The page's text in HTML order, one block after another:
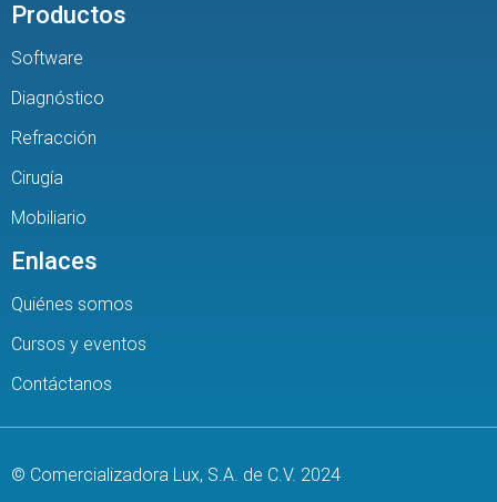
Productos
Software
Diagnóstico
Refracción
Cirugía
Mobiliario
Enlaces
Quiénes somos
Cursos y eventos
Contáctanos
© Comercializadora Lux, S.A. de C.V. 2024